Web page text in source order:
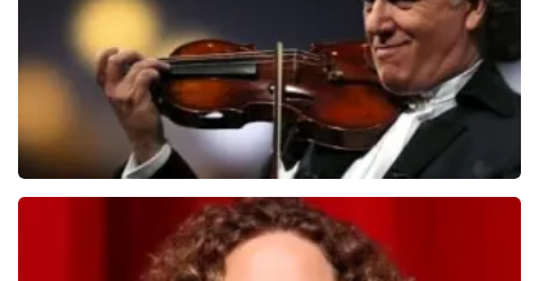
Andre Rieu
laatste 30 minuten